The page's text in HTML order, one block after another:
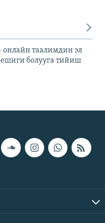
онлайн таалимдин эл
болууга тийиш